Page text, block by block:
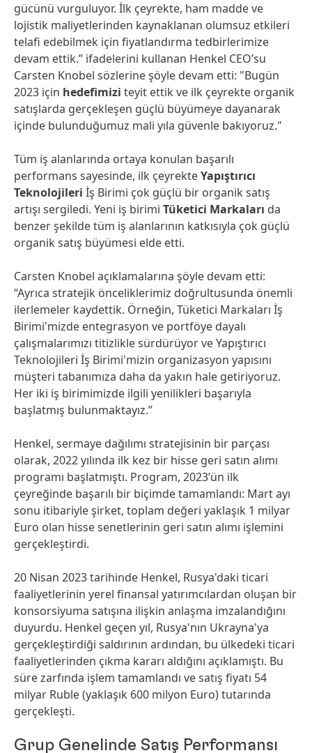
gücünü vurguluyor. İlk çeyrekte, ham madde ve
lojistik maliyetlerinden kaynaklanan olumsuz etkileri
telafi edebilmek için fiyatlandırma tedbirlerimize
devam ettik.” ifadelerini kullanan Henkel CEO’su
Carsten Knobel sözlerine şöyle devam etti: "Bugün
2023 için hedefimizi teyit ettik ve ilk çeyrekte organik
satışlarda gerçekleşen güçlü büyümeye dayanarak
içinde bulunduğumuz mali yıla güvenle bakıyoruz."
Tüm iş alanlarında ortaya konulan başarılı
performans sayesinde, ilk çeyrekteYapıştırıcı
Teknolojileri İş Birimi çok güçlü bir organik satış
artışı sergiledi. Yeni iş birimi Tüketici Markaları da
benzer şekilde tüm iş alanlarının katkısıyla çok güçlü
organik satış büyümesi elde etti.
Carsten Knobel açıklamalarına şöyle devam etti:
“Ayrıca stratejik önceliklerimiz doğrultusunda önemli
ilerlemeler kaydettik. Örneğin, Tüketici Markaları İş
Birimi'mizde entegrasyon ve portföye dayalı
çalışmalarımızı titizlikle sürdürüyor ve Yapıştırıcı
Teknolojileri İş Birimi'mizin organizasyon yapısını
müşteri tabanımıza daha da yakın hale getiriyoruz.
Her iki iş birimimizde ilgili yenilikleri başarıyla
başlatmış bulunmaktayız.”
Henkel, sermaye dağılımı stratejisinin bir parçası
olarak, 2022 yılında ilk kez bir hisse geri satın alımı
programı başlatmıştı. Program, 2023’ün ilk
çeyreğinde başarılı bir biçimde tamamlandı: Mart ayı
sonu itibariyle şirket, toplam değeri yaklaşık 1 milyar
Euro olan hisse senetlerinin geri satın alımı işlemini
gerçekleştirdi.
20 Nisan 2023 tarihinde Henkel, Rusya'daki ticari
faaliyetlerinin yerel finansal yatırımcılardan oluşan bir
konsorsiyuma satışına ilişkin anlaşma imzalandığını
duyurdu. Henkel geçen yıl, Rusya'nın Ukrayna'ya
gerçekleştirdiği saldırının ardından, bu ülkedeki ticari
faaliyetlerinden çıkma kararı aldığını açıklamıştı. Bu
süre zarfında işlem tamamlandı ve satış fiyatı 54
milyar Ruble(yaklaşık 600 milyon Euro) tutarında
gerçekleşti.
Grup Genelinde Satış Performansı